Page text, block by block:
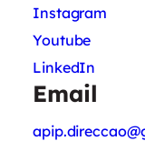
Instagram
Youtube
LinkedIn
Email